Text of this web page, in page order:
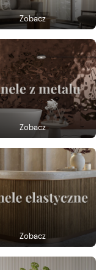
Zobacz
Zobacz
Zobacz